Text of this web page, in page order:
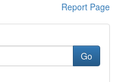
Report Page
Go